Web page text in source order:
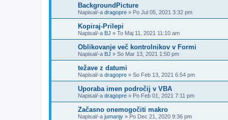
BackgroundPicture
Napisal/-a dragopre » Po Jul 05, 2021 3:32 pm
Kopiraj-Prilepi
Napisal/-a BJ » To Maj 11, 2021 11:10 am
Oblikovanje več kontrolnikov v Formi
Napisal/-a BJ » So Mar 13, 2021 1:50 pm
težave z datumi
Napisal/-a dragopre » So Feb 13, 2021 6:54 pm
Uporaba imen področij v VBA
Napisal/-a dragopre » Po Feb 01, 2021 7:11 pm
Začasno onemogočiti makro
Napisal/-a jumanjy » Po Dec 21, 2020 9:36 pm